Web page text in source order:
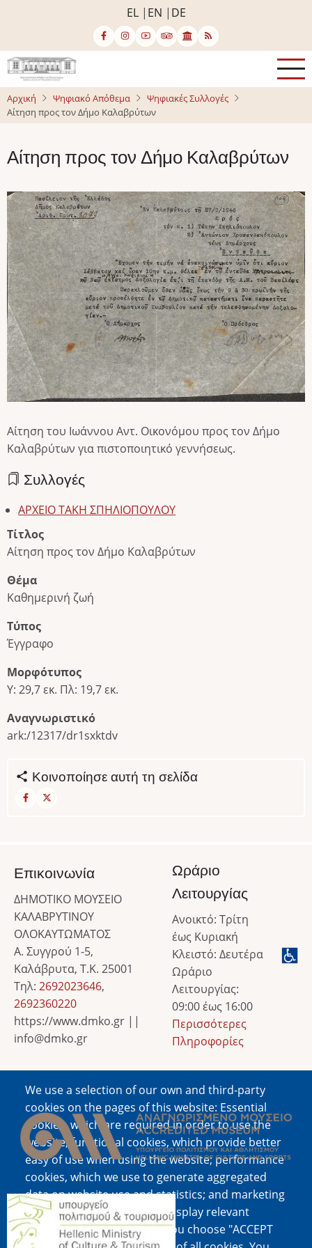
κυρίως
περιεχόμενο
EL EN DE
Αρχική Ψηφιακό Απόθεμα
Ψηφιακές Συλλογές
Αίτηση προς τον Δήμο Καλαβρύτων
Αίτηση προς τον Δήμο Καλαβρύτων
Image
Αίτηση του Ιωάννου Αντ. Οικονόμου προς τον Δήμο
Καλαβρύτων για πιστοποιητικό γεννήσεως.
Συλλογές
ΑΡΧΕΙΟ ΤΑΚΗ ΣΠΗΛΙΟΠΟΥΛΟΥ
Τίτλος
Αίτηση προς τον Δήμο Καλαβρύτων
Θέμα
Καθημερινή ζωή
Τύπος
Έγγραφο
Μορφότυπος
Υ: 29,7 εκ. Πλ: 19,7 εκ.
Αναγνωριστικό
ark:/12317/dr1sxktdv
Κοινοποίησε αυτή τη σελίδα
We use a selection of our own and third-party
cookies on the pages of this website: Essential
cookies, which are required in order to use the
website; functional cookies, which provide better
easy of use when using the website; performance
cookies, which we use to generate aggregated
data on website use and statistics; and marketing
cookies, which are used to display relevant
content and advertising. If you choose "ACCEPT
Επικοινωνία
ΔΗΜΟΤΙΚΟ ΜΟΥΣΕΙΟ
ΚΑΛΑΒΡΥΤΙΝΟΥ
ΟΛΟΚΑΥΤΩΜΑΤΟΣ
Α. Συγγρού 1-5,
Καλάβρυτα, Τ.Κ. 25001
Τηλ: 2692023646,
2692360220
https://www.dmko.gr ||
info@dmko.gr
Ωράριο
Λειτουργίας
Ανοικτό: Τρίτη
έως Κυριακή
Κλειστό: Δευτέρα
Ωράριο
Λειτουργίας:
09:00 έως 16:00
Περισσότερες
Πληροφορίες
Image
Image